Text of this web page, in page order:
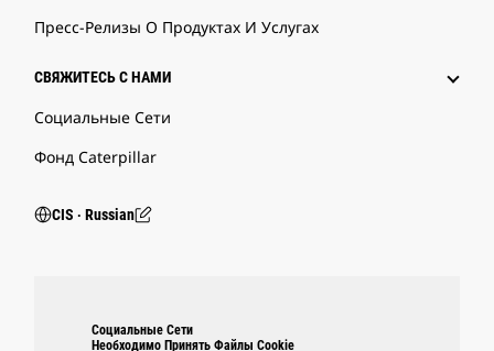
Пресс-Релизы О Продуктах И Услугах
СВЯЖИТЕСЬ С НАМИ
Социальные Сети
Фонд Caterpillar
CIS ‧ Russian
Социальные Сети
Необходимо Принять Файлы Cookie